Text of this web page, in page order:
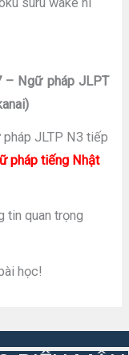
– Ngữ pháp JLPT
JLTP N3 tiếp
pháp tiếng Nhật
tin quan trọng
học!